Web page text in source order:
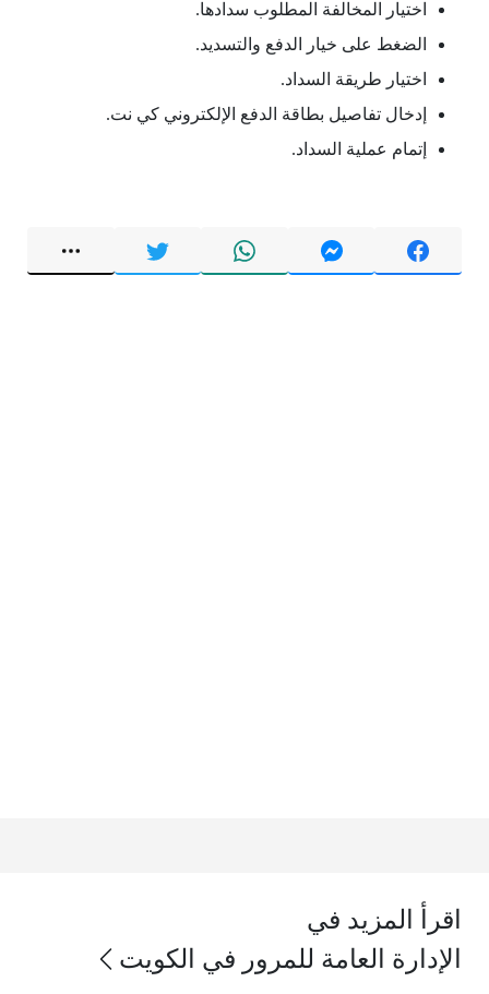
اختيار المخالفة المطلوب سدادها.
الضغط على خيار الدفع والتسديد.
اختيار طريقة السداد.
إدخال تفاصيل بطاقة الدفع الإلكتروني كي نت.
إتمام عملية السداد.
اقرأ المزيد في
الإدارة العامة للمرور في الكويت